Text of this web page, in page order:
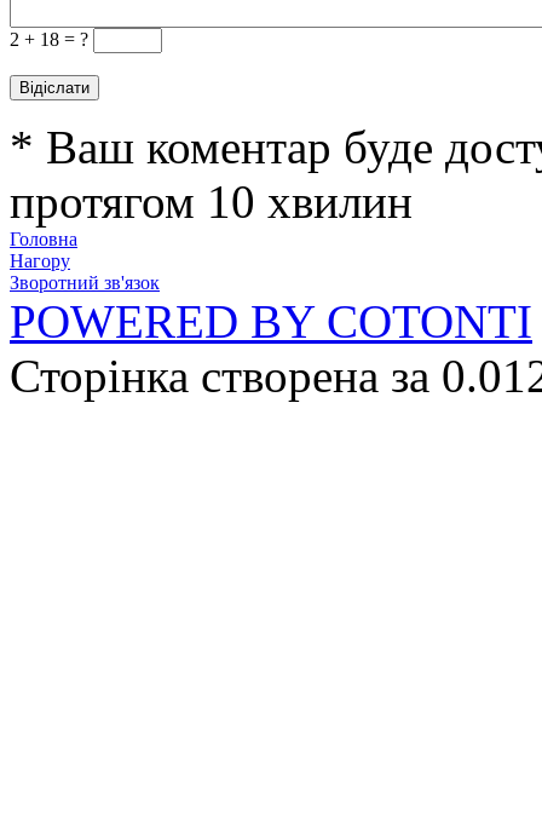
2 + 18 = ?
* Ваш коментар буде
протягом 10 хвилин
Головна
Нагору
Зворотний зв'язок
POWERED BY COTONTI
Сторінка створена за